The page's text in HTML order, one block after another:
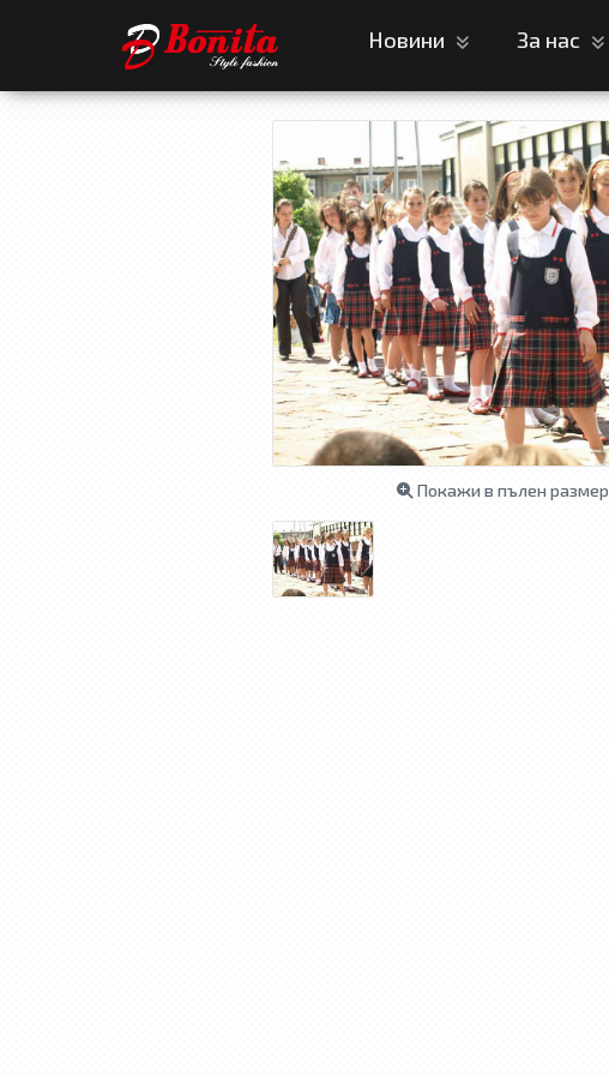
Новини За нас
Покажи в пълен размер